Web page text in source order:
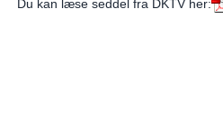
Du kan læse seddel fra DKTV her: